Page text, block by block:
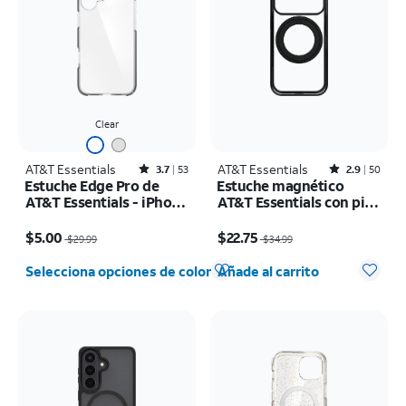
Clear
AT&T Essentials Rated3.7out of 5 stars with53reviews
3.7 53
Estuche Edge Pro de
AT&T Essentials - iPhone
$5.00 $29.99
Selecciona opciones de color
AT&T Essentials Rated2.9out of 5 stars with50reviews
2.9 50
Estuche magnético
AT&T Essentials con pie
iPhone 17 Pro
$22.75$34.99
Cantidad seleccionada: 0
Añade al carrito